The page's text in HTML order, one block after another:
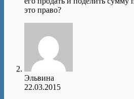
это право?
Эльвина
22.03.2015